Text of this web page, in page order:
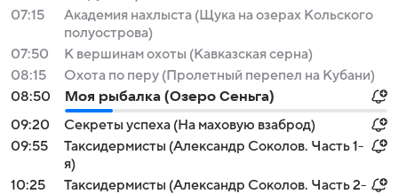
07:15
Академия нахлыста (Щука на озерах Кольского
полуострова)
07:50
К вершинам охоты (Кавказская серна)
08:15
Охота по перу (Пролетный перепел на Кубани)
08:50
Моя рыбалка (Озеро Сеньга)
09:20
Секреты успеха (На маховую взаброд)
09:55
Таксидермисты (Александр Соколов. Часть 1-
я)
10:25
Таксидермисты (Александр Соколов. Часть 2-